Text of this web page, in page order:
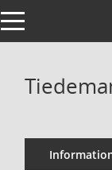
Toggle navigation